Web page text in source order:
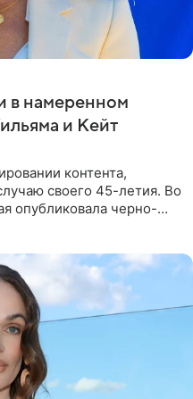
в намеренном
и Кейт
контента,
своего 45-летия. Во
опубликовала черно-